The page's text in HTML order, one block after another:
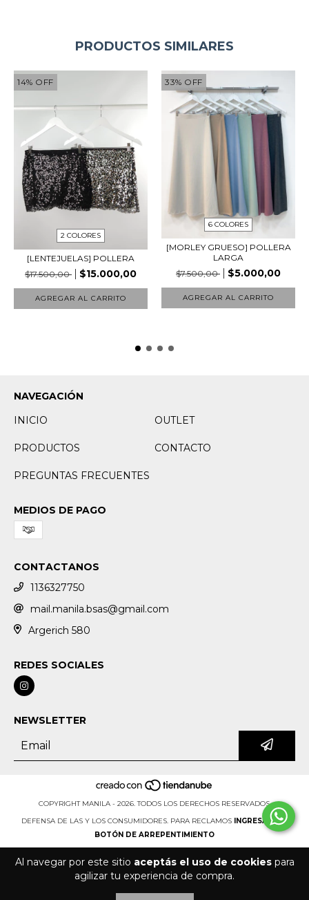
Al navegar por este sitio aceptás el uso de cookiespara
agilizar tu experiencia de compra.
PRODUCTOS SIMILARES
14% OFF
2 COLORES
[LENTEJUELAS] POLLERA
$17.500,00
$15.000,00
AGREGAR AL CARRITO
33% OFF
6 COLORES
[MORLEY GRUESO] POLLERA
LARGA
$7.500,00
$5.000,00
AGREGAR AL CARRITO
NAVEGACIÓN
INICIO
OUTLET
PRODUCTOS CONTACTO
PREGUNTAS FRECUENTES
MEDIOS DE PAGO
CONTACTANOS
1136327750
mail.manila.bsas@gmail.com
Argerich 580
REDES SOCIALES
NEWSLETTER
COPYRIGHT MANILA - 2026. TODOS LOS DERECHOS RESERVADOS.
DEFENSA DE LAS Y LOS CONSUMIDORES. PARA RECLAMOS INGRESÁ ACÁ.
BOTÓN DE ARREPENTIMIENTO